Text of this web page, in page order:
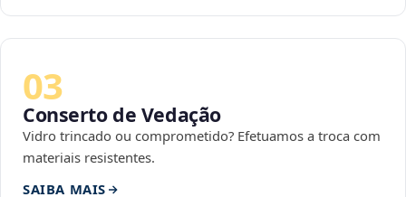
03
Conserto de Vedação
Vidro trincado ou comprometido? Efetuamos a troca com
materiais resistentes.
SAIBA MAIS